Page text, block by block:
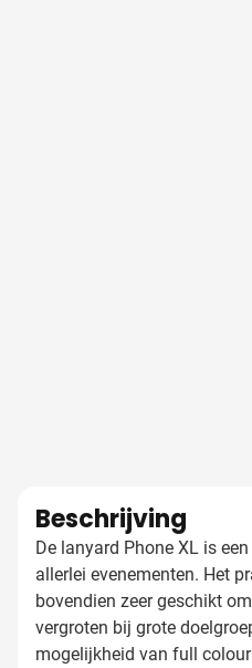
Beschrijving
De lanyard Phone XL is
allerlei evenementen. Het
bovendien zeer geschikt
vergroten bij grote
mogelijkheid van full